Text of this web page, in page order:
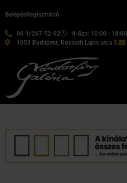
06-1/267-52-62
H-Szo: 10:00 - 18:00
1053 Budapest, Kossuth Lajos utca 3.
BelépésRegisztráció